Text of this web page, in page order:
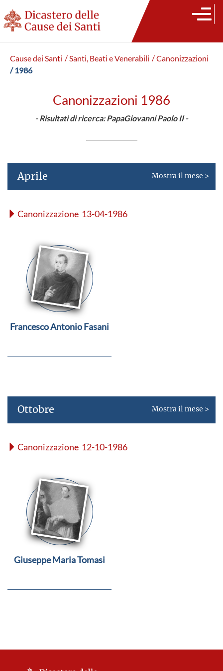
Cause dei Santi / Santi, Beati e Venerabili / Canonizzazioni
/ 1986
Canonizzazioni 1986
- Risultati di ricerca: PapaGiovanni Paolo II -
Aprile Mostra il mese >
Canonizzazione 13-04-1986
Francesco Antonio Fasani
Ottobre Mostra il mese >
Canonizzazione 12-10-1986
Giuseppe Maria Tomasi